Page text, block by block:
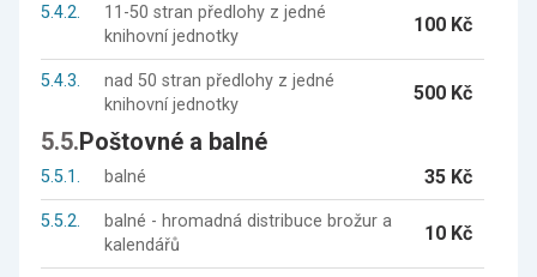
5.4.2.
11-50 stran předlohy z jedné
knihovní jednotky
100 Kč
5.4.3.
nad 50 stran předlohy z jedné
knihovní jednotky
500 Kč
5.5.Poštovné a balné
5.5.1. balné 35 Kč
5.5.2.
balné - hromadná distribuce brožur a
kalendářů
10 Kč